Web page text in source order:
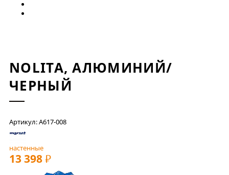
NOLITA, АЛЮМИНИЙ/
ЧЕРНЫЙ
Артикул: A617-008
настенные
13 398 РУБ